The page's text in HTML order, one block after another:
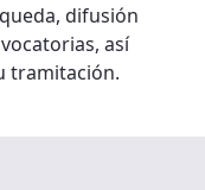
difusión
así
tramitación.